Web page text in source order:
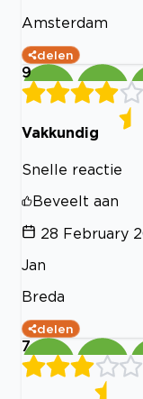
Amsterdam
delen
9
Vakkundig
Snelle reactie
Beveelt aan
28 February
Jan
Breda
delen
7